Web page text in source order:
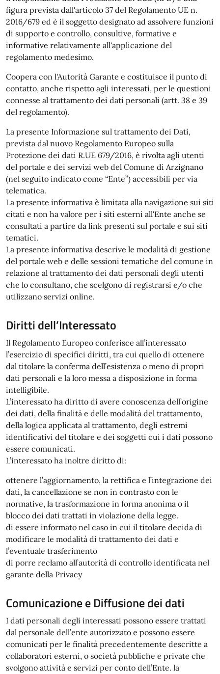
figura prevista dall'articolo 37 del Regolamento UE n.
2016/679 ed è il soggetto designato ad assolvere funzioni
di supporto e controllo, consultive, formative e
informative relativamente all'applicazione del
regolamento medesimo.
Coopera con l'Autorità Garante e costituisce il punto di
contatto, anche rispetto agli interessati, per le questioni
connesse al trattamento dei dati personali (artt. 38 e 39
del regolamento).
La presente Informazione sul trattamento dei Dati,
prevista dal nuovo Regolamento Europeo sulla
Protezione dei dati R.UE 679/2016, è rivolta agli utenti
del portale e dei servizi web del Comune di Arzignano
(nel seguito indicato come “Ente”) accessibili per via
telematica.
La presente informativa è limitata alla navigazione sui siti
citati e non ha valore per i siti esterni all'Ente anche se
consultati a partire da link presenti sul portale e sui siti
tematici.
La presente informativa descrive le modalità di gestione
del portale web e delle sessioni tematiche del comune in
relazione al trattamento dei dati personali degli utenti
che lo consultano, che scelgono di registrarsi e/o che
utilizzano servizi online.
Diritti dell’Interessato
Il Regolamento Europeo conferisce all’interessato
l’esercizio di specifici diritti, tra cui quello di ottenere
dal titolare la conferma dell’esistenza o meno di propri
dati personali e la loro messa a disposizione in forma
intelligibile.
L’interessato ha diritto di avere conoscenza dell’origine
dei dati, della finalità e delle modalità del trattamento,
della logica applicata al trattamento, degli estremi
identificativi del titolare e dei soggetti cui i dati possono
essere comunicati.
L’interessato ha inoltre diritto di:
ottenere l’aggiornamento, la rettifica e l’integrazione dei
dati, la cancellazione se non in contrasto con le
normative, la trasformazione in forma anonima o il
blocco dei dati trattati in violazione della legge.
di essere informato nel caso in cui il titolare decida di
modificare le modalità di trattamento dei dati e
l’eventuale trasferimento
di porre reclamo all’autorità di controllo identificata nel
garante della Privacy
Comunicazione e Diffusione dei dati
I dati personali degli interessati possono essere trattati
dal personale dell’ente autorizzato e possono essere
comunicati per le finalità precedentemente descritte a
collaboratori esterni, o società pubbliche e private che
svolgono attività e servizi per conto dell’Ente. la